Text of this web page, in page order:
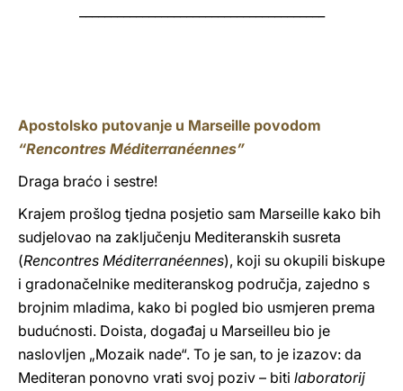
Apostolsko putovanje u Marseille povodom
“Rencontres Méditerranéennes”
Draga braćo i sestre!
Krajem prošlog tjedna posjetio sam Marseille kako bih
sudjelovao na zaključenju Mediteranskih susreta
(Rencontres Méditerranéennes), koji su okupili biskupe
i gradonačelnike mediteranskog područja, zajedno s
brojnim mladima, kako bi pogled bio usmjeren prema
budućnosti. Doista, događaj u Marseilleu bio je
naslovljen „Mozaik nade“. To je san, to je izazov: da
Mediteran ponovno vrati svoj poziv – biti laboratorij